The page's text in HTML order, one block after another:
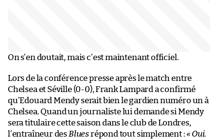
On s’en doutait, mais c’est maintenant officiel.
Lors de la conférence presse après le match entre
Chelsea et Séville (0-0), Frank Lampard a confirmé
qu’Edouard Mendy serait bien le gardien numéro un à
Chelsea. Quand un journaliste lui demande si Mendy
sera titulaire cette saison dans le club de Londres,
l’entraîneur des Bluesrépond tout simplement :« Oui.